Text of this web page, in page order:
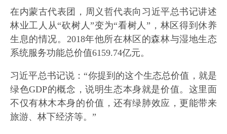
在内蒙古代表团，周义哲代表向习近平总书记讲述
林业工人从“砍树人”变为“看树人”，林区得到休养
生息的情况。2018年他所在林区的森林与湿地生态
系统服务功能总价值6159.74亿元。
习近平总书记说：“你提到的这个生态总价值，就是
绿色GDP的概念，说明生态本身就是价值。这里面
不仅有林木本身的价值，还有绿肺效应，更能带来
旅游、林下经济等。”